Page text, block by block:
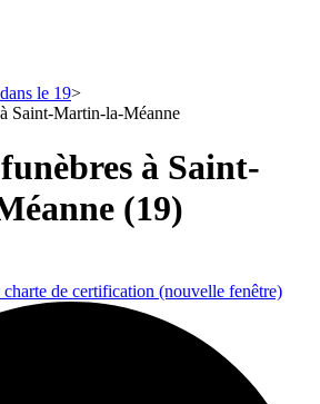
le 19
Saint-Martin-la-Méanne
à Saint-
(19)
de certification (nouvelle fenêtre)